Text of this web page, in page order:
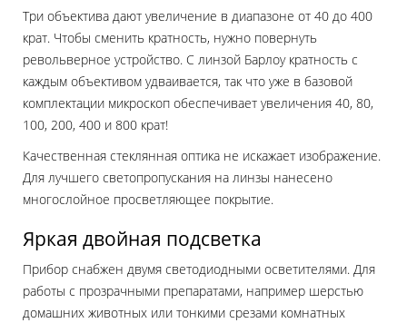
Три объектива дают увеличение в диапазоне от 40 до 400
крат. Чтобы сменить кратность, нужно повернуть
револьверное устройство. С линзой Барлоу кратность с
каждым объективом удваивается, так что уже в базовой
комплектации микроскоп обеспечивает увеличения 40, 80,
100, 200, 400 и 800 крат!
Качественная стеклянная оптика не искажает изображение.
Для лучшего светопропускания на линзы нанесено
многослойное просветляющее покрытие.
Яркая двойная подсветка
Прибор снабжен двумя светодиодными осветителями. Для
работы с прозрачными препаратами, например шерстью
домашних животных или тонкими срезами комнатных